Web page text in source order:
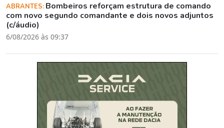
ABRANTES: Bombeiros reforçam estrutura de comando
com novo segundo comandante e dois novos adjuntos
(c/áudio)
6/08/2026 às 09:37